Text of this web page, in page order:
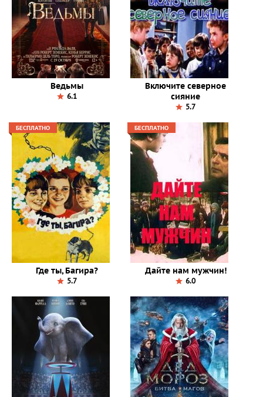
Ведьмы
6.1
Включите северное
сияние
5.7
БЕСПЛАТНО
Где ты, Багира?
5.7
БЕСПЛАТНО
Дайте нам мужчин!
6.0